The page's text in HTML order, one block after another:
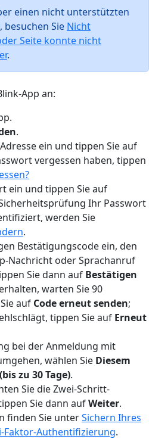
einen nicht unterstützten
Sie Nicht
Seite konnte nicht
.
App an:
.
ein und tippen Sie auf
vergessen haben, tippen
ein und tippen Sie auf
Ihr Passwort
werden Sie
.
Bestätigungscode ein, den
Nachricht oder Sprachanruf
Sie dann auf Bestätigen
warten Sie 90
auf Code erneut senden;
tippen Sie auf Erneut
bei der Anmeldung mit
wählen Sie Diesem
zu 30 Tage).
Sie die Zwei-Schritt-
Sie dann aufWeiter.
finden Sie unterSichern Ihres
Faktor-Authentifizierung.